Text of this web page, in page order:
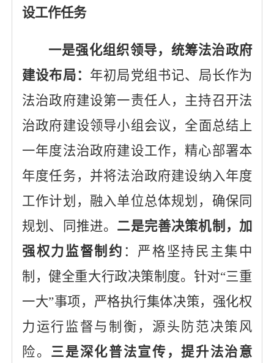
设工作任务
一是强化组织领导，统筹法治政府
建设布局： 年初局党组书记、局长作为
法治政府建设第一责任人，主持召开法
治政府建设领导小组会议，全面总结上
一年度法治政府建设工作，精心部署本
年度任务，并将法治政府建设纳入年度
工作计划，融入单位总体规划，确保同
规划、同推进。 二是完善决策机制，加
强权力监督制约 ：严格坚持民主集中
制，健全重大行政决策制度。针对“三重
一大”事项，严格执行集体决策，强化权
力 运行 监督与制衡，源头防范决策风
险。 三是深化普法宣传，提升法治意